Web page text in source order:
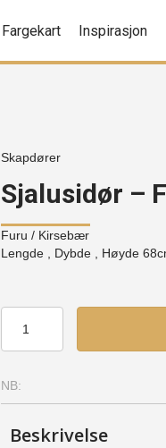
Fargekart Inspirasjon
Skapdører
Sjalusidør –
Furu / Kirsebær
Lengde , Dybde , Høyde
Furu,
-
68
NB:
Beskrivelse